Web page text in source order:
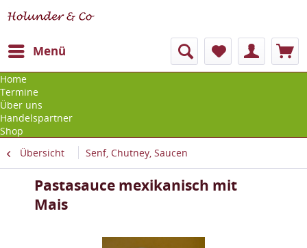
Menü
Home
Termine
Über uns
Handelspartner
Shop
Übersicht
Senf, Chutney, Saucen
Pastasauce mexikanisch mit
Mais